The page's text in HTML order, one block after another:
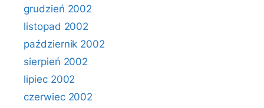
grudzień 2002
listopad 2002
październik 2002
sierpień 2002
lipiec 2002
czerwiec 2002